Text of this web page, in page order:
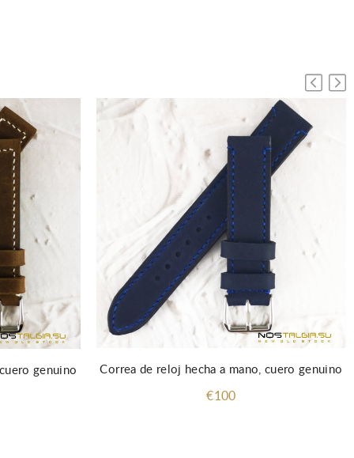
genuino Correa de reloj hecha a mano, cuero genuino
€100